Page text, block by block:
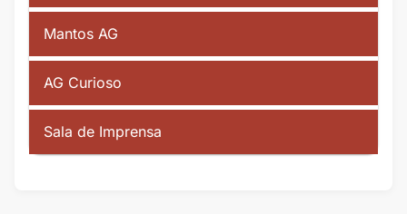
Mantos AG
AG Curioso
Sala de Imprensa